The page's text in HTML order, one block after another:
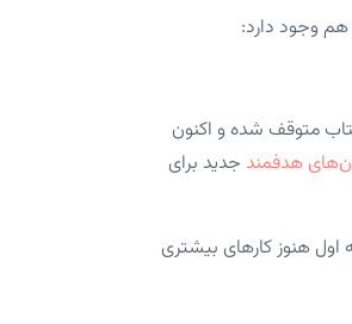
وجود دارد:
متوقف شده و اکنون
هدفمند جدید برای
هنوز کار‌های بیشتری